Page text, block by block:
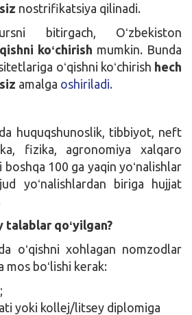
nostrifikatsiya qilinadi.
bitirgach, Oʻzbekiston
koʻchirish mumkin. Bunda
oʻqishni koʻchirish hech
amalga oshiriladi.
huquqshunoslik, tibbiyot, neft
fizika, agronomiya xalqaro
100 ga yaqin yoʻnalishlar
yoʻnalishlardan biriga hujjat
talablar qoʻyilgan?
oʻqishni xohlagan nomzodlar
mos boʻlishi kerak:
yoki kollej/litsey diplomiga